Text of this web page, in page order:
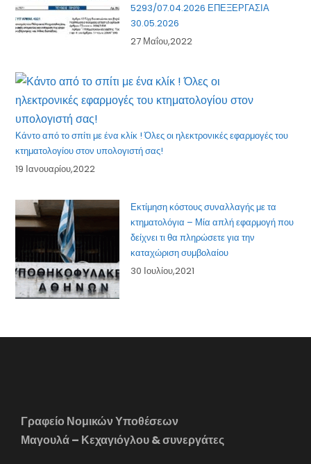
5293/07.04.2026 ΕΠΕΞΕΡΓΑΣΙΑ
30.05.2026
27 Μαΐου,2022
Κάντο από το σπίτι με ένα κλίκ ! Όλες οι ηλεκτρονικές εφαρμογές του
κτηματολογίου στον υπολογιστή σας!
19 Ιανουαρίου,2022
Εκτίμηση κόστους συναλλαγής με τα
κτηματολόγια – Μία απλή εφαρμογή που
δείχνει τι θα πληρώσετε για την
καταχώριση συμβολαίου
30 Ιουλίου,2021
Γραφείο Νομικών Υποθέσεων
Μαγουλά – Κεχαγιόγλου & συνεργάτες